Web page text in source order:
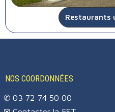
Restaurants
NOS COORDONNÉES
✆ 03 72 74 50 00